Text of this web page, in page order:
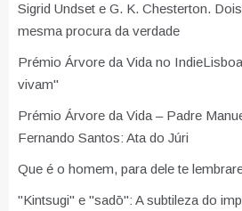
Sigrid Undset e G. K. Chesterton.
mesma procura da verdade
Prémio Árvore da Vida no
vivam"
Prémio Árvore da Vida – Padre
Fernando Santos: Ata do Júri
Que é o homem, para dele te
"Kintsugi" e "sadō": A subtileza do